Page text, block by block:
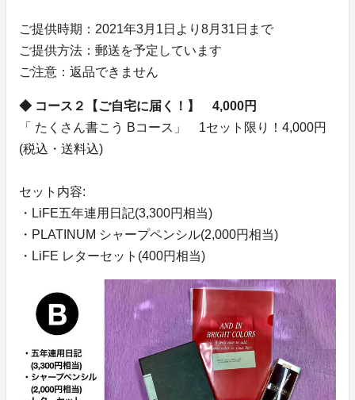
ご提供時期：2021年3月1日より8月31日まで
ご提供方法：郵送を予定しています
ご注意：返品できません
◆ コース２【ご自宅に届く！】 4,000円
「 たくさん書こう Bコース」 1セット限り！4,000円
(税込・送料込)
セット内容:
・LiFE五年連用日記(3,300円相当)
・PLATINUM シャープペンシル(2,000円相当)
・LiFE レターセット(400円相当)